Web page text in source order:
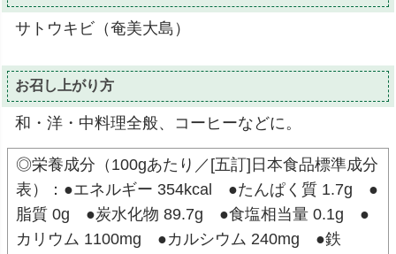
サトウキビ（奄美大島）
お召し上がり方
和・洋・中料理全般、コーヒーなどに。
◎栄養成分（100gあたり／[五訂]日本食品標準成分
表）：●エネルギー 354kcal ●たんぱく質 1.7g ●
脂質 0g ●炭水化物 89.7g ●食塩相当量 0.1g ●
カリウム 1100mg ●カルシウム 240mg ●鉄